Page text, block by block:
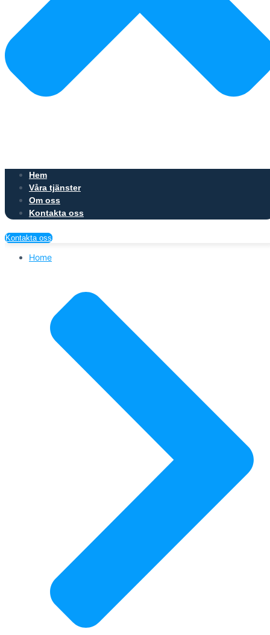
Hem
Våra tjänster
Om oss
Kontakta oss
Kontakta oss
Home